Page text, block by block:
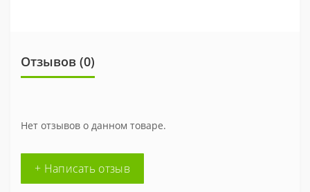
Отзывов (0)
Нет отзывов о данном товаре.
+ Написать отзыв